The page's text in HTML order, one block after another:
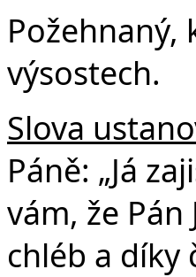
Požehnaný,
výsostech.
Slova
Páně: „Já
vám, že
chléb a díky